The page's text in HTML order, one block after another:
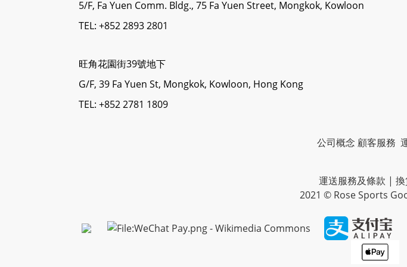
5/F, Fa Yuen Comm. Bldg., 75 Fa Yuen Street, Mongkok, Kowloon
TEL: +852 2893 2801
旺角花園街39號地下
G/F, 39 Fa Yuen St, Mongkok, Kowloon, Hong Kong
TEL: +852 2781 1809
公司概念 顧客服務
運送服務及條款 |
2021 © Rose Sports